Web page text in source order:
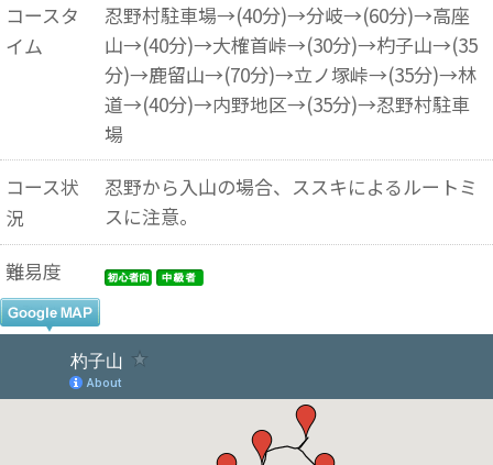
コースタ
イム
忍野村駐車場→(40分)→分岐→(60分)→高座
山→(40分)→大榷首峠→(30分)→杓子山→(35
分)→鹿留山→(70分)→立ノ塚峠→(35分)→林
道→(40分)→内野地区→(35分)→忍野村駐車
場
コース状
況
忍野から入山の場合、ススキによるルートミ
スに注意。
難易度